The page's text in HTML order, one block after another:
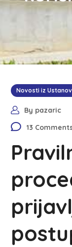
Novosti iz
By pazaric
13